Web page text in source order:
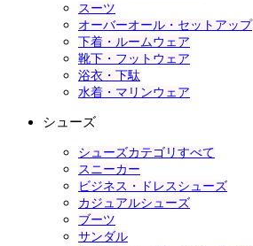
スーツ
オーバーオール・セットアップ
下着・ルームウェア
靴下・フットウェア
浴衣・下駄
水着・マリンウェア
シューズ
シューズカテゴリすべて
スニーカー
ビジネス・ドレスシューズ
カジュアルシューズ
ブーツ
サンダル